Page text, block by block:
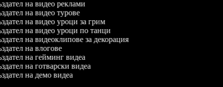
на видео реклами
на видео турове
на видео уроци за грим
на видео уроци по танци
на видеоклипове за декорация
на влогове
на гейминг видеа
на готварски видеа
на демо видеа